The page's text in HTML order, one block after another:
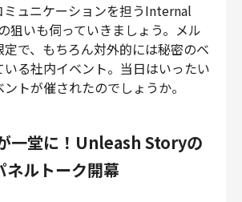
ミュニケーションを担うInternal
狙いも伺っていきましょう。メル
定で、もちろん対外的には秘密のベ
る社内イベント。当日はいったい
トが催されたのでしょうか。
一堂に！Unleash Storyの
ネルトーク開幕